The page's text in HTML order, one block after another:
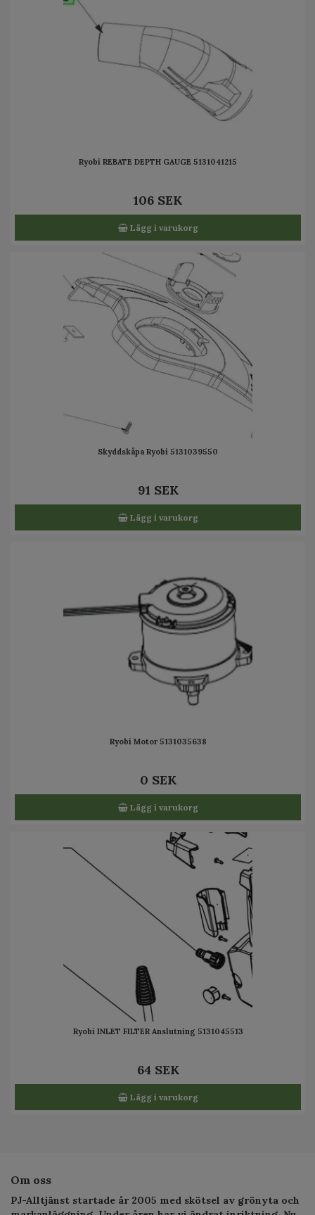
Ryobi REBATE DEPTH GAUGE 5131041215
106 SEK
Lägg i varukorg
Skyddskåpa Ryobi 5131039550
91 SEK
Lägg i varukorg
Ryobi Motor 5131035638
0 SEK
Lägg i varukorg
Ryobi INLET FILTER Anslutning 5131045513
64 SEK
Lägg i varukorg
Om oss
PJ-Alltjänst startade år 2005 med skötsel av grönyta och